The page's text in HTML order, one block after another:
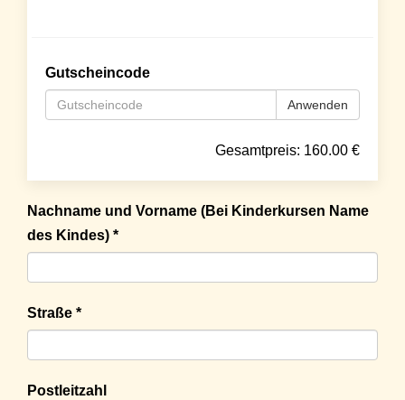
Gutscheincode
Anwenden
Gesamtpreis: 160.00 €
Nachname und Vorname (Bei Kinderkursen Name
des Kindes) *
Straße *
Postleitzahl